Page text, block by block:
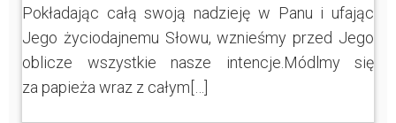
Pokładając całą swoją nadzieję w Panu i ufając
Jego życiodajnemu Słowu, wznieśmy przed Jego
oblicze wszystkie nasze intencje.Módlmy się
za papieża wraz z całym[…]